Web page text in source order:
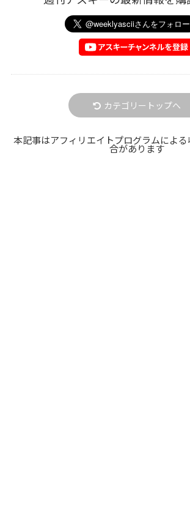
カテゴリートップへ
本記事はアフィリエイトプログラムによ
合があります